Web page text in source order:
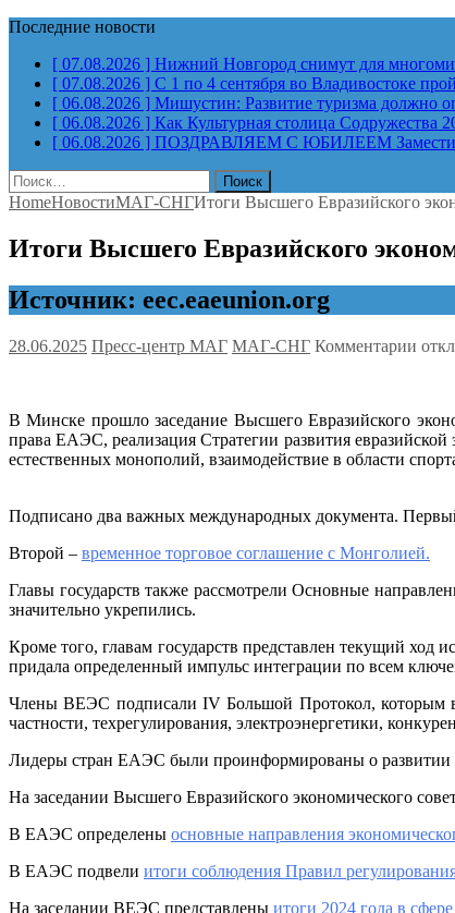
Последние новости
[ 07.08.2026 ] Нижний Новгород снимут для
[ 07.08.2026 ] С 1 по 4 сентября во Владивостоке
[ 06.08.2026 ] Мишустин: Развитие туризма должно
[ 06.08.2026 ] Как Культурная столица Содружества
[ 06.08.2026 ] ПОЗДРАВЛЯЕМ С ЮБИЛЕЕМ
Найти:
HomeНовостиМАГ-СНГИтоги Высшего Евразийского
Итоги Высшего Евразийского
Источник: eec.eaeunion.org
28.06.2025 Пресс-центр МАГ МАГ-СНГ Комментарии к
В Минске прошло заседание Высшего Евразийского
права ЕАЭС, реализация Стратегии развития евразийской
естественных монополий, взаимодействие в области
Подписано два важных международных документа.
Второй – временное торговое соглашение с Монголией.
Главы государств также рассмотрели Основные
значительно укрепились.
Кроме того, главам государств представлен текущий ход
придала определенный импульс интеграции по всем
Члены ВЕЭС подписали IV Большой Протокол, которым
частности, техрегулирования, электроэнергетики,
Лидеры стран ЕАЭС были проинформированы о развитии
На заседании Высшего Евразийского экономического
В ЕАЭС определены основные направления
В ЕАЭС подвели итоги соблюдения Правил
На заседании ВЕЭС представлены итоги 2024 года в